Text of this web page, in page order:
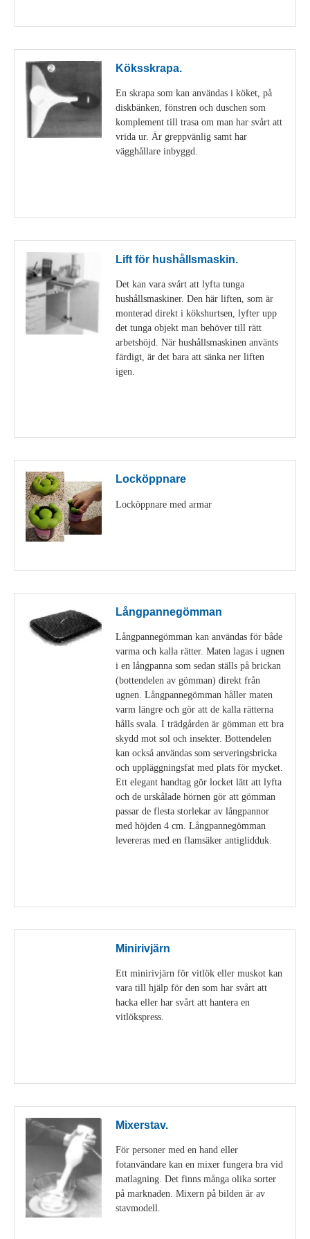
Köksskrapa.
En skrapa som kan användas i köket, på
diskbänken, fönstren och duschen som
komplement till trasa om man har svårt att
vrida ur. Är greppvänlig samt har
vägghållare inbyggd.
Lift för hushållsmaskin.
Det kan vara svårt att lyfta tunga
hushållsmaskiner. Den här liften, som är
monterad direkt i kökshurtsen, lyfter upp
det tunga objekt man behöver till rätt
arbetshöjd. När hushållsmaskinen använts
färdigt, är det bara att sänka ner liften
igen.
Locköppnare
Locköppnare med armar
Långpannegömman
Långpannegömman kan användas för både
varma och kalla rätter. Maten lagas i ugnen
i en långpanna som sedan ställs på brickan
(bottendelen av gömman) direkt från
ugnen. Långpannegömman håller maten
varm längre och gör att de kalla rätterna
hålls svala. I trädgården är gömman ett bra
skydd mot sol och insekter. Bottendelen
kan också användas som serveringsbricka
och uppläggningsfat med plats för mycket.
Ett elegant handtag gör locket lätt att lyfta
och de urskålade hörnen gör att gömman
passar de flesta storlekar av långpannor
med höjden 4 cm. Långpannegömman
levereras med en flamsäker antiglidduk.
Minirivjärn
Ett minirivjärn för vitlök eller muskot kan
vara till hjälp för den som har svårt att
hacka eller har svårt att hantera en
vitlökspress.
Mixerstav.
För personer med en hand eller
fotanvändare kan en mixer fungera bra vid
matlagning. Det finns många olika sorter
på marknaden. Mixern på bilden är av
stavmodell.